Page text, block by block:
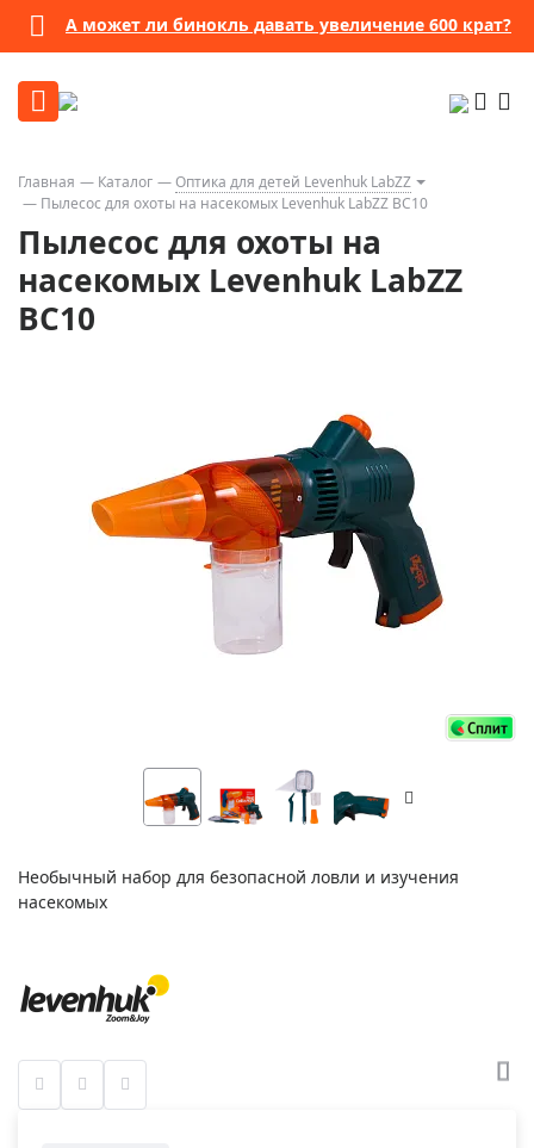
А может ли бинокль давать увеличение 600 крат?
Главная Каталог
Оптика для детей Levenhuk LabZZ
Пылесос для охоты на насекомых Levenhuk LabZZ BC10
Пылесос для охоты на
насекомых Levenhuk LabZZ
BC10
Необычный набор для безопасной ловли и изучения
насекомых